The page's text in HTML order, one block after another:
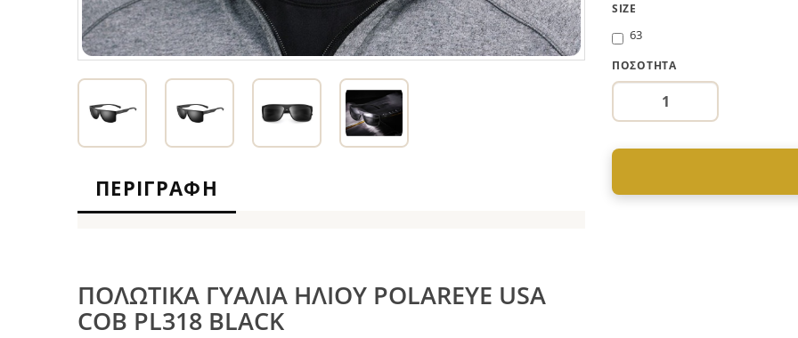
ΠΕΡΙΓΡΑΦΉ
ΠΟΛΩΤΙΚΑ ΓΥΑΛΙΑ ΗΛΙΟΥ POLAREYE USA
COB PL318 BLACK
SIZE
63
ΠΟΣΌΤΗΤΑ